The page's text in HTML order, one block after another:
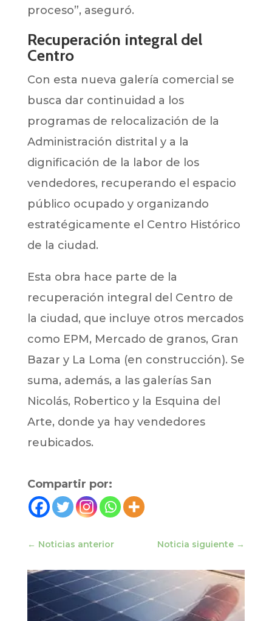
proceso”, aseguró.
Recuperación integral del
Centro
Con esta nueva galería comercial se
busca dar continuidad a los
programas de relocalización de la
Administración distrital y a la
dignificación de la labor de los
vendedores, recuperando el espacio
público ocupado y organizando
estratégicamente el Centro Histórico
de la ciudad.
Esta obra hace parte de la
recuperación integral del Centro de
la ciudad, que incluye otros mercados
como EPM, Mercado de granos, Gran
Bazar y La Loma (en construcción). Se
suma, además, a las galerías San
Nicolás, Robertico y la Esquina del
Arte, donde ya hay vendedores
reubicados.
Compartir por:
← Noticias anterior Noticia siguiente →